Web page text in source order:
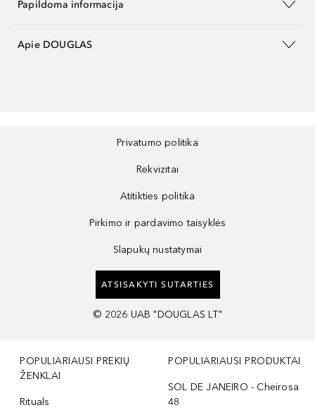
Papildoma informacija
Apie DOUGLAS
Privatumo politika
Rekvizitai
Atitikties politika
Pirkimo ir pardavimo taisyklės
Slapukų nustatymai
ATSISAKYTI SUTARTIES
© 2026 UAB "DOUGLAS LT"
POPULIARIAUSI PREKIŲ
ŽENKLAI
Rituals
POPULIARIAUSI PRODUKTAI
SOL DE JANEIRO - Cheirosa
48